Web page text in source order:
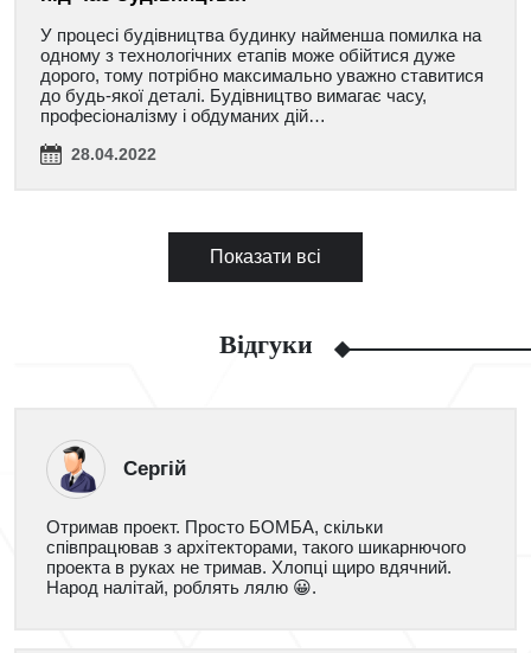
У процесі будівництва будинку найменша помилка на
одному з технологічних етапів може обійтися дуже
дорого, тому потрібно максимально уважно ставитися
до будь-якої деталі. Будівництво вимагає часу,
професіоналізму і обдуманих дій…
28.04.2022
Показати всі
Відгуки
Сергій
Отримав проект. Просто БОМБА, скільки
співпрацював з архітекторами, такого шикарнючого
проекта в руках не тримав. Хлопці щиро вдячний.
Народ налітай, роблять лялю 😀.